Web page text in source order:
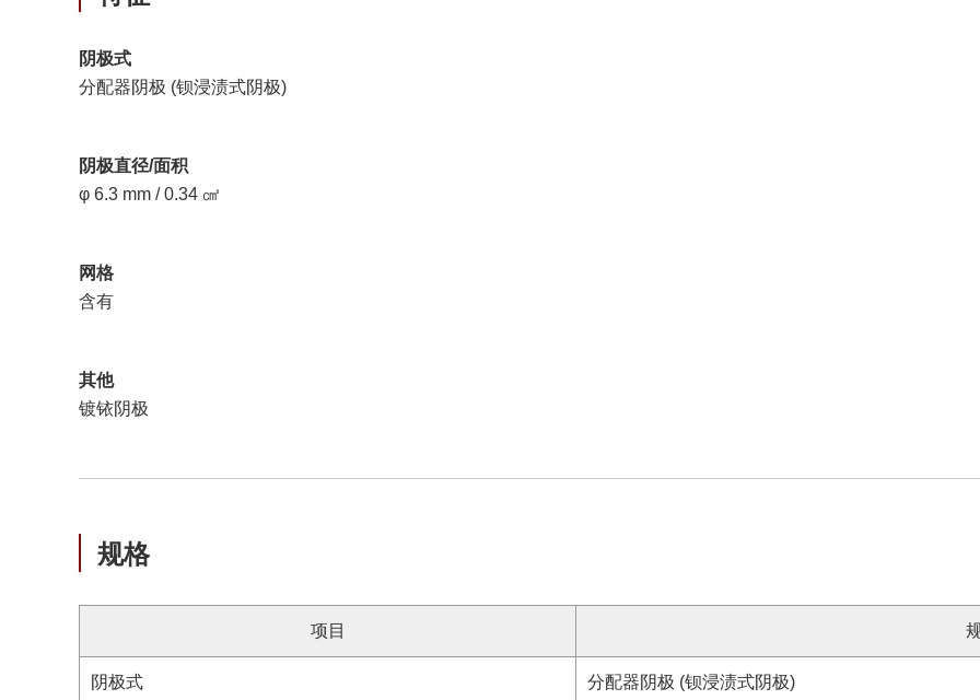
阴极式
分配器阴极 (钡浸渍式阴极)
阴极直径/面积
φ 6.3 mm / 0.34 ㎠
网格
含有
其他
镀铱阴极
规格
项目
阴极式 分配器阴极 (钡浸渍式阴极)